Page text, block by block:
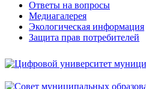
Ответы на вопросы
Медиагалерея
Экологическая информация
Защита прав потребителей